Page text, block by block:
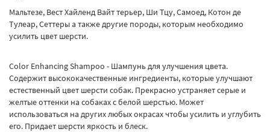
Мальтезе, Вест Хайленд Вайт терьер, Ши Тцу, Самоед, Котон де
Тулеар, Сеттеры а также другие породы, которым необходимо
усилить цвет шерсти.
Color Enhancing Shampoo - Шампунь для улучшения цвета.
Содержит высококачественные ингредиенты, которые улучшают
естественный цвет шерсти собак. Прекрасно устраняет серые и
желтые оттенки на собаках с белой шерстью. Может
использоваться на других любых окрасах чтобы усилить и углубить
его. Придает шерсти яркость и блеск.